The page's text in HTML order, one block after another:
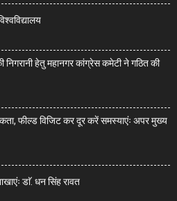
हेतु महानगर कांग्रेस कमेटी ने गठित की
फील्ड विजिट कर दूर करें समस्याएंः अपर मुख्य
डाॅ. धन सिंह रावत